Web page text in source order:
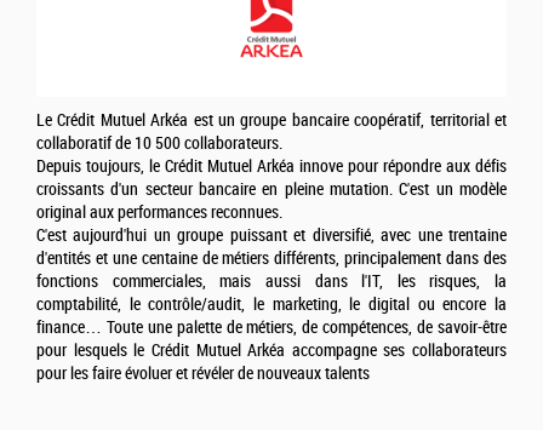
Le Crédit Mutuel Arkéa est un groupe bancaire coopératif, territorial et
collaboratif de 10 500 collaborateurs.
Depuis toujours, le Crédit Mutuel Arkéa innove pour répondre aux défis
croissants d'un secteur bancaire en pleine mutation. C'est un modèle
original aux performances reconnues.
C'est aujourd'hui un groupe puissant et diversifié, avec une trentaine
d'entités et une centaine de métiers différents, principalement dans des
fonctions commerciales, mais aussi dans l'IT, les risques, la
comptabilité, le contrôle/audit, le marketing, le digital ou encore la
finance… Toute une palette de métiers, de compétences, de savoir-être
pour lesquels le Crédit Mutuel Arkéa accompagne ses collaborateurs
pour les faire évoluer et révéler de nouveaux talents